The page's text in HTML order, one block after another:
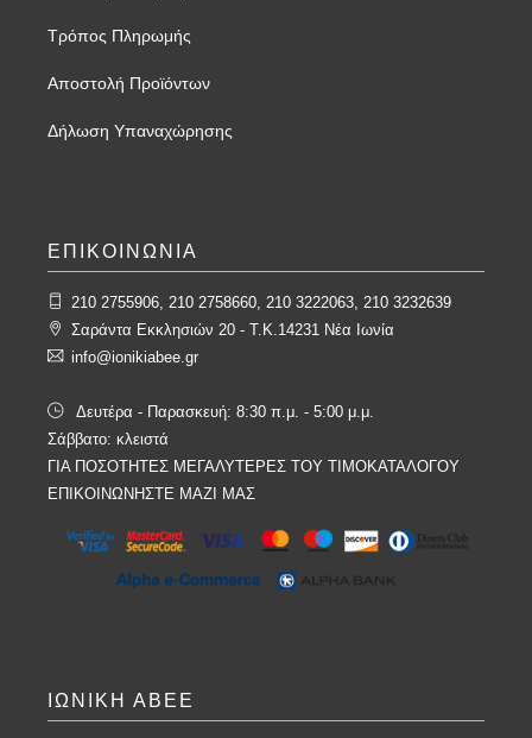
Τρόπος Πληρωμής
Αποστολή Προϊόντων
Δήλωση Υπαναχώρησης
ΕΠΙΚΟΙΝΩΝΙΑ
210 2755906, 210 2758660, 210 3222063, 210 3232639
Σαράντα Εκκλησιών 20 - T.K.14231 Νέα Ιωνία
info@ionikiabee.gr
Δευτέρα - Παρασκευή: 8:30 π.μ. - 5:00 μ.μ.
Σάββατο: κλειστά
ΓΙΑ ΠΟΣΟΤΗΤΕΣ ΜΕΓΑΛΥΤΕΡΕΣ ΤΟΥ ΤΙΜΟΚΑΤΑΛΟΓΟΥ
ΕΠΙΚΟΙΝΩΝΗΣΤΕ ΜΑΖΙ ΜΑΣ
ΙΩΝΙΚΗ ΑΒΕΕ